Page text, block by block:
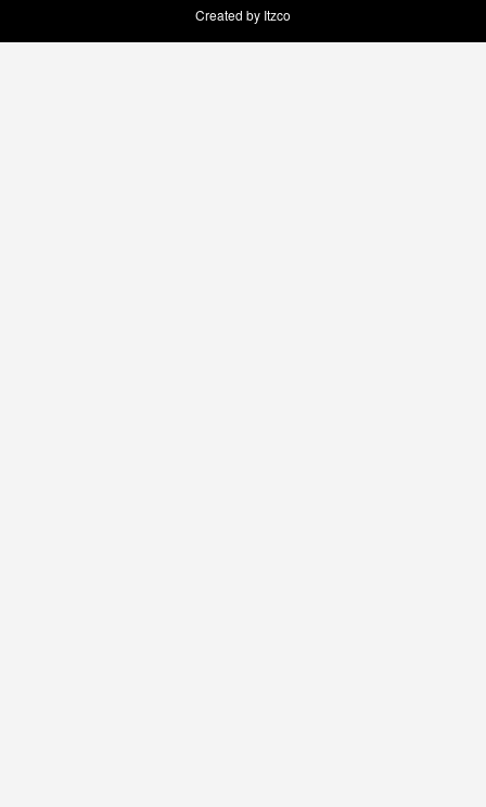
Created by Itzco